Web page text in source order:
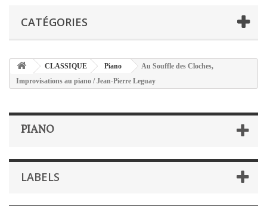
CATÉGORIES
CLASSIQUE Piano
Au Souffle des Cloches,
Improvisations au piano / Jean-Pierre Leguay
PIANO
LABELS